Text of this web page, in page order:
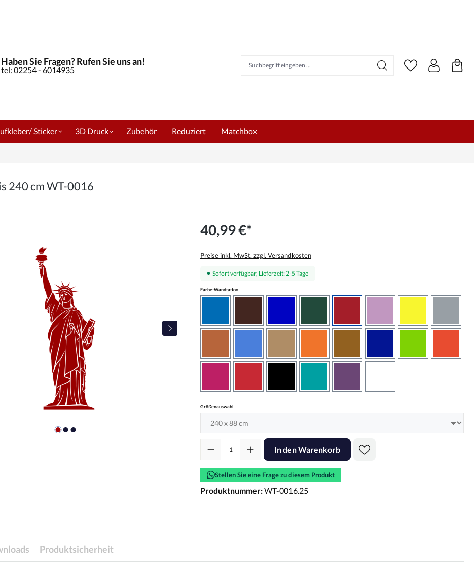
Haben Sie Fragen? Rufen Sie uns an!
tel: 02254 - 6014935
Sticker 3D Druck Zubehör Reduziert Matchbox
240 cm WT-0016
40,99 €*
Preise inkl. MwSt. zzgl. Versandkosten
Sofort verfügbar, Lieferzeit: 2-5 Tage
Farbe-Wandtattooauswählen
Größenauswahlauswählen
Produkt Anzahl: Gib den gewünschten Wert ein oder benutze die Schaltflächen
In den Warenkorb
Stellen Sie eine Frage zu diesem Produkt
Produktnummer:WT-0016.25
Produktsicherheit